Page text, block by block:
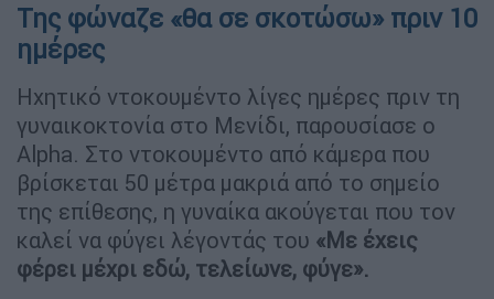
Της φώναζε «θα σε σκοτώσω» πριν 10
ημέρες
Ηχητικό ντοκουμέντο λίγες ημέρες πριν τη
γυναικοκτονία στο Μενίδι, παρουσίασε ο
Alpha. Στο ντοκουμέντο από κάμερα που
βρίσκεται 50 μέτρα μακριά από το σημείο
της επίθεσης, η γυναίκα ακούγεται που τον
καλεί να φύγει λέγοντάς του «Με έχεις
φέρει μέχρι εδώ, τελείωνε, φύγε».